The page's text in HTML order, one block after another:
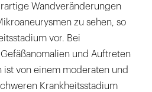
Wandveränderungen
zu sehen, so
vor. Bei
und Auftreten
von einem moderaten und
Krankheitsstadium